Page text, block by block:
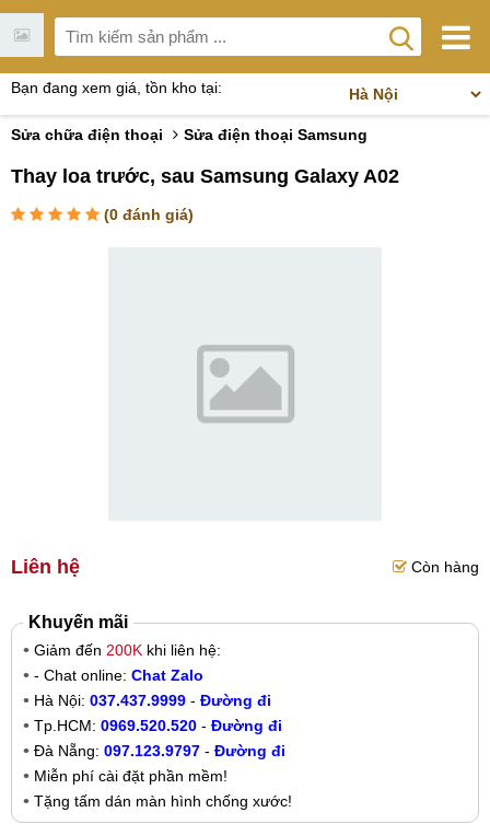
Bạn đang xem giá, tồn kho tại:
Sửa chữa điện thoại Sửa điện thoại Samsung
Thay loa trước, sau Samsung Galaxy A02
(0 đánh giá)
Liên hệ Còn hàng
Khuyến mãi
Giảm đến 200K khi liên hệ:
- Chat online: Chat Zalo
Hà Nội: 037.437.9999 - Đường đi
Tp.HCM: 0969.520.520 - Đường đi
Đà Nẵng: 097.123.9797 - Đường đi
Miễn phí cài đặt phần mềm!
Tặng tấm dán màn hình chống xước!